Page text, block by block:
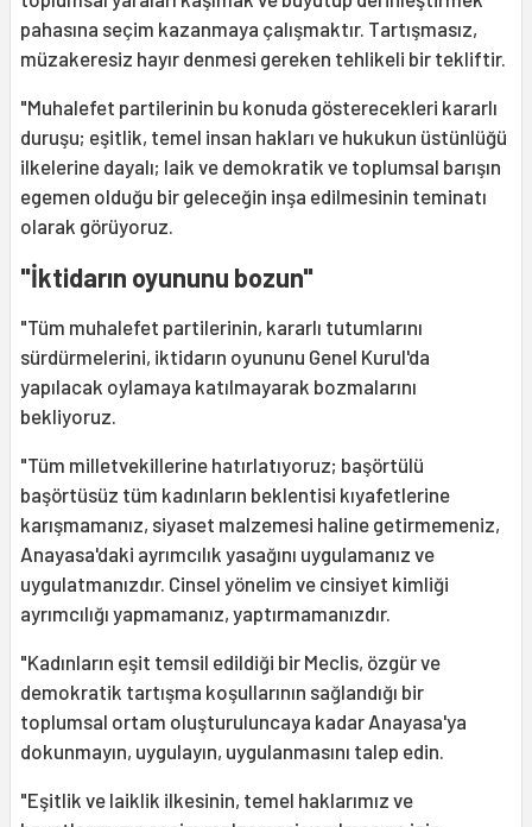
pahasına seçim kazanmaya çalışmaktır. Tartışmasız,
müzakeresiz hayır denmesi gereken tehlikeli bir tekliftir.
"Muhalefet partilerinin bu konuda gösterecekleri kararlı
duruşu; eşitlik, temel insan hakları ve hukukun üstünlüğü
ilkelerine dayalı; laik ve demokratik ve toplumsal barışın
egemen olduğu bir geleceğin inşa edilmesinin teminatı
olarak görüyoruz.
"İktidarın oyununu bozun"
"Tüm muhalefet partilerinin, kararlı tutumlarını
sürdürmelerini, iktidarın oyununu Genel Kurul'da
yapılacak oylamaya katılmayarak bozmalarını
bekliyoruz.
"Tüm milletvekillerine hatırlatıyoruz; başörtülü
başörtüsüz tüm kadınların beklentisi kıyafetlerine
karışmamanız, siyaset malzemesi haline getirmemeniz,
Anayasa'daki ayrımcılık yasağını uygulamanız ve
uygulatmanızdır. Cinsel yönelim ve cinsiyet kimliği
ayrımcılığı yapmamanız, yaptırmamanızdır.
"Kadınların eşit temsil edildiği bir Meclis, özgür ve
demokratik tartışma koşullarının sağlandığı bir
toplumsal ortam oluşturuluncaya kadar Anayasa'ya
dokunmayın, uygulayın, uygulanmasını talep edin.
"Eşitlik ve laiklik ilkesinin, temel haklarımız ve